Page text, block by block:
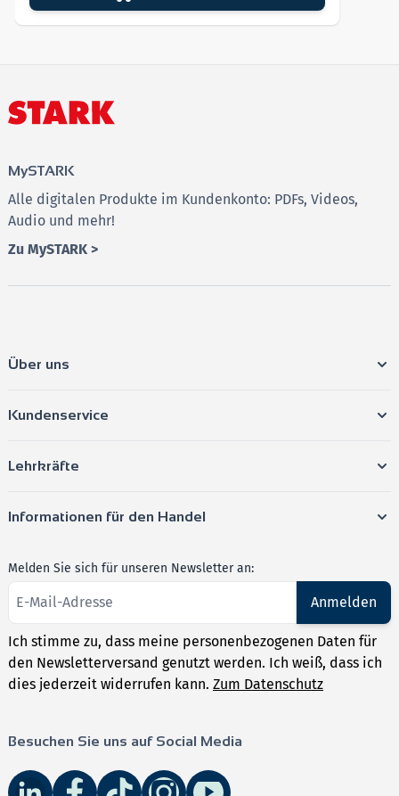
MySTARK
Alle digitalen Produkte im Kundenkonto: PDFs, Videos,
Audio und mehr!
Zu MySTARK >
Über uns
Kundenservice
Lehrkräfte
Informationen für den Handel
Melden Sie sich für unseren Newsletter an:
Anmelden
Ich stimme zu, dass meine personenbezogenen Daten für
den Newsletterversand genutzt werden. Ich weiß, dass ich
dies jederzeit widerrufen kann. Zum Datenschutz
Besuchen Sie uns auf Social Media